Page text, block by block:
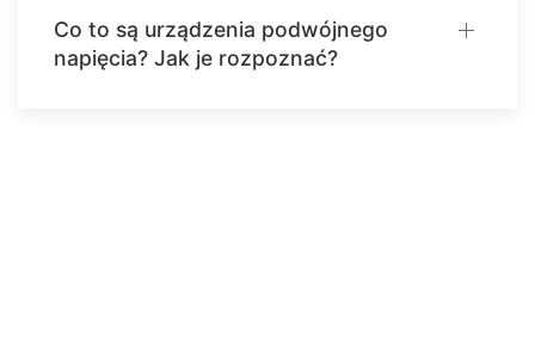
Co to są urządzenia podwójnego
napięcia? Jak je rozpoznać?